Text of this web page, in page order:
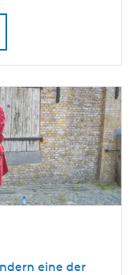
eine der